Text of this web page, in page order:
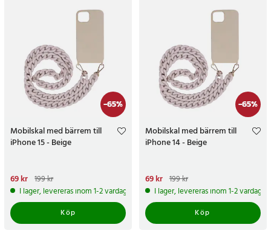
-65%
Mobilskal med bärrem till
iPhone 15 - Beige
Nuvarande pris
pris:199 kr
69 kr 199 kr
I lager, levereras inom 1-2 vardagar
Köp
-65%
Mobilskal med bärrem till
iPhone 14 - Beige
Nuvarande pris
pris:199 kr
69 kr 199 kr
I lager, levereras inom 1-2 vardagar
Köp